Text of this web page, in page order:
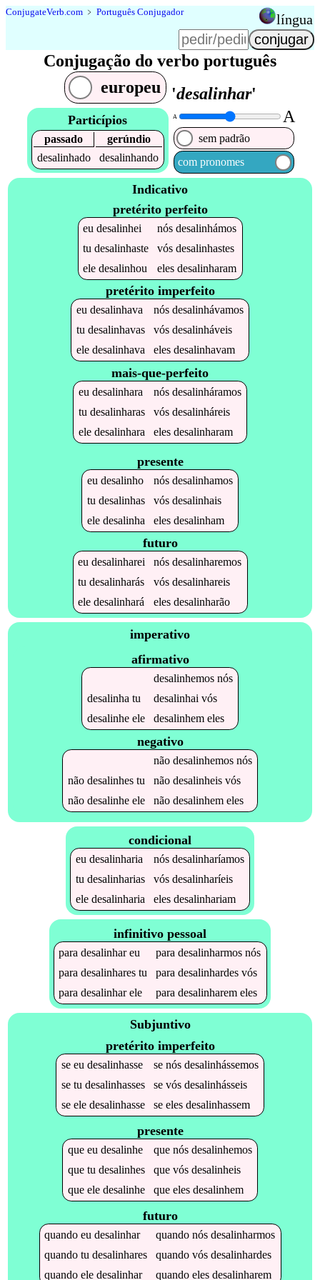
ConjugateVerb.com ﹥ Português Conjugador língua
Conjugação do verbo português
europeu
'desalinhar'
Particípios
passado
gerúndio
desalinhado
desalinhando
A A
sem padrão
com pronomes
Indicativo
pretérito perfeito
eudesalinhei nósdesalinhámos
tudesalinhaste vósdesalinhastes
eledesalinhou elesdesalinharam
pretérito imperfeito
eu desalinhava nós desalinhávamos
tu desalinhavas vós desalinháveis
ele desalinhava eles desalinhavam
mais-que-perfeito
eu desalinhara nós desalinháramos
tu desalinharas vós desalinháreis
ele desalinhara eles desalinharam
presente
eu desalinho nós desalinhamos
tu desalinhas vós desalinhais
ele desalinha eles desalinham
futuro
eudesalinharei nósdesalinharemos
tudesalinharás vósdesalinhareis
eledesalinhará elesdesalinharão
imperativo
afirmativo
desalinhemosnós
desalinha tu desalinhai vós
desalinheele desalinhemeles
negativo
não desalinhemosnós
não desalinhestu não desalinheisvós
não desalinheele não desalinhemeles
condicional
eu desalinharia nós desalinharíamos
tu desalinharias vós desalinharíeis
ele desalinharia eles desalinhariam
infinitivo pessoal
paradesalinhareu paradesalinharmos nós
paradesalinhares tu paradesalinhardes vós
paradesalinharele paradesalinharem eles
Subjuntivo
pretérito imperfeito
se eu desalinhasse se nós desalinhássemos
se tu desalinhasses se vós desalinhásseis
se ele desalinhasse se eles desalinhassem
presente
que eu desalinhe que nós desalinhemos
que tu desalinhes que vós desalinheis
que ele desalinhe que eles desalinhem
futuro
quandoeudesalinhar quandonósdesalinharmos
quandotudesalinhares quandovósdesalinhardes
quandoeledesalinhar quandoelesdesalinharem